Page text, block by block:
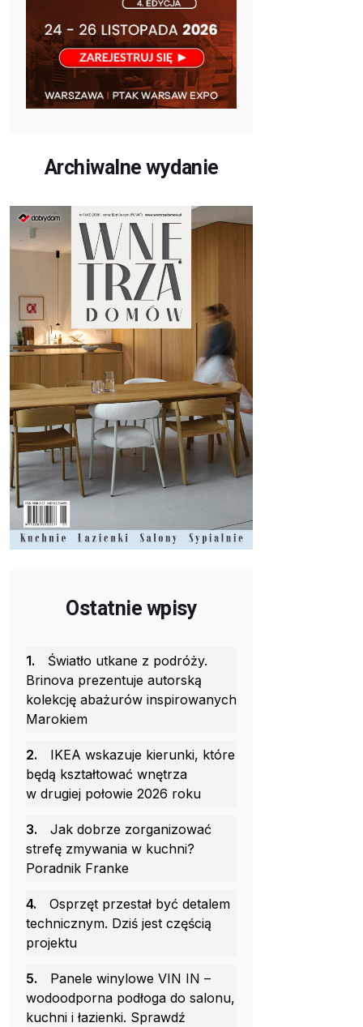
Archiwalne wydanie
Ostatnie wpisy
1.
Światło utkane z podróży.
Brinova prezentuje autorską
kolekcję abażurów inspirowanych
Marokiem
2.
IKEA wskazuje kierunki, które
będą kształtować wnętrza
w drugiej połowie 2026 roku
3.
Jak dobrze zorganizować
strefę zmywania w kuchni?
Poradnik Franke
4.
Osprzęt przestał być detalem
technicznym. Dziś jest częścią
projektu
5.
Panele winylowe VIN IN –
wodoodporna podłoga do salonu,
kuchni i łazienki. Sprawdź